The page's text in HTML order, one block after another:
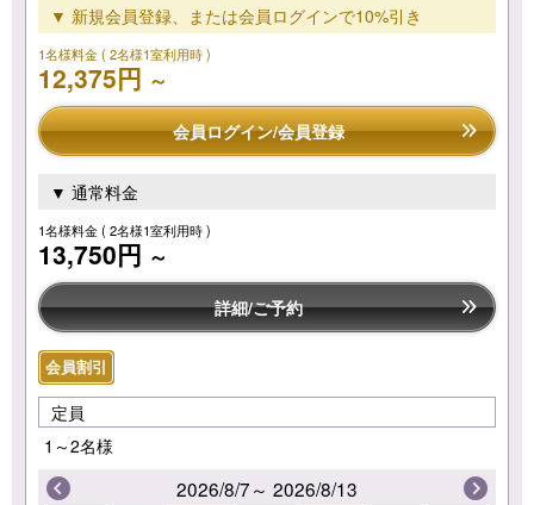
▼ 新規会員登録、または会員ログインで10%引き
1名様料金( 2名様1室利用時 )
12,375円 ～
会員ログイン/会員登録
▼ 通常料金
1名様料金( 2名様1室利用時 )
13,750円 ～
詳細/ご予約
会員割引
定員
1～2名様
2026/8/7～ 2026/8/13